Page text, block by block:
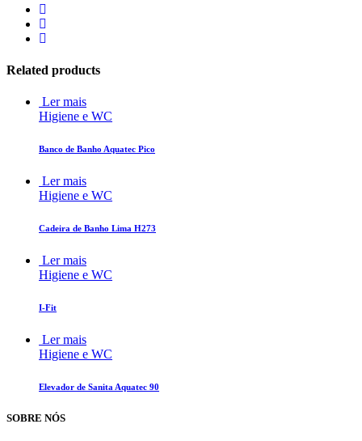
Related products
Ler mais
Higiene e WC
Banco de Banho Aquatec Pico
Ler mais
Higiene e WC
Cadeira de Banho Lima H273
Ler mais
Higiene e WC
I-Fit
Ler mais
Higiene e WC
Elevador de Sanita Aquatec 90
SOBRE NÓS